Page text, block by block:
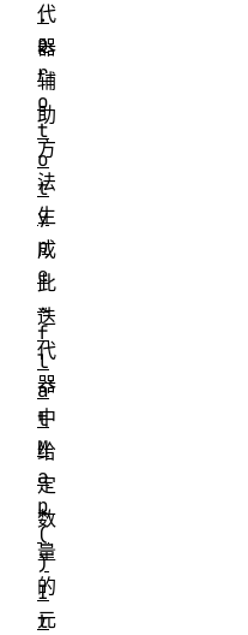
代
器
辅
助
方
法
生
成
此
迭
代
器
中
给
定
数
量
的
元
.
p
r
o
t
o
t
y
p
e
.
f
l
a
t
M
a
p
(
)
I
t